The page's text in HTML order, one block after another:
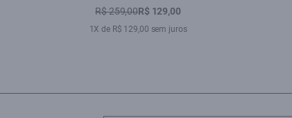
R$ 259,00R$ 129,00
1X de R$ 129,00 sem juros